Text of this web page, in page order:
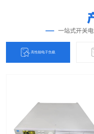
高性能电子负载